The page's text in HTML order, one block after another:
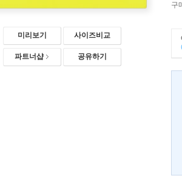
미리보기 사이즈비교
파트너샵 공유하기
구